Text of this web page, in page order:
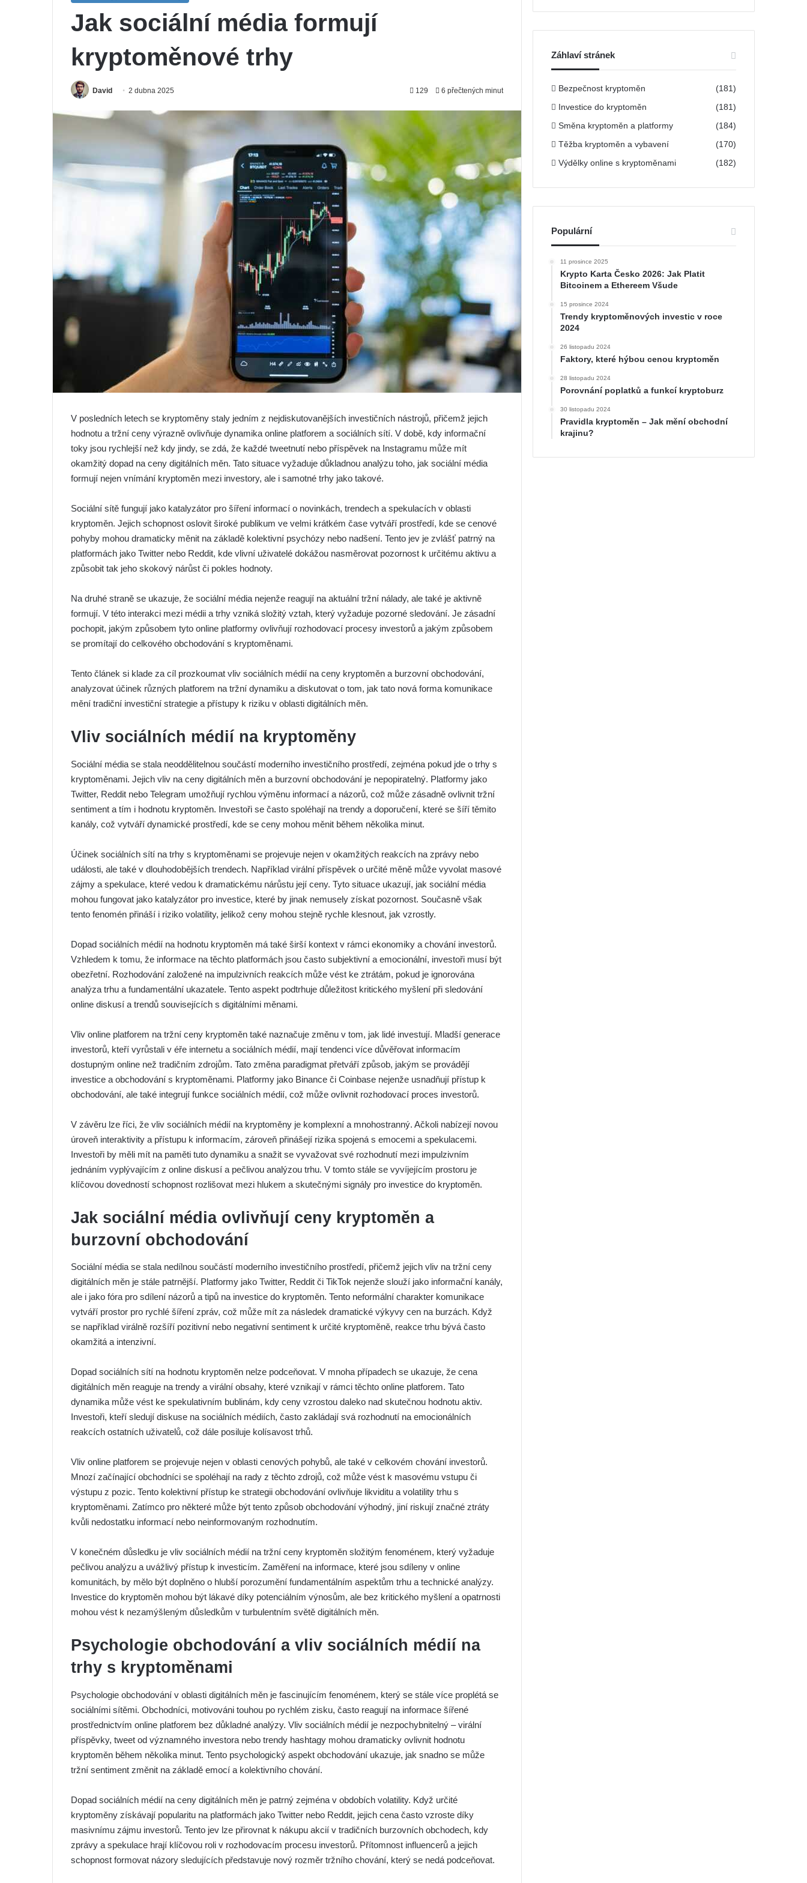
Jak sociální média formují
kryptoměnové trhy
David 2 dubna 2025 129 6 přečtených minut
V posledních letech se kryptoměny staly jedním z nejdiskutovanějších investičních nástrojů, přičemž jejich
hodnotu a tržní ceny výrazně ovlivňuje dynamika online platforem a sociálních sítí. V době, kdy informační
toky jsou rychlejší než kdy jindy, se zdá, že každé tweetnutí nebo příspěvek na Instagramu může mít
okamžitý dopad na ceny digitálních měn. Tato situace vyžaduje důkladnou analýzu toho, jak sociální média
formují nejen vnímání kryptoměn mezi investory, ale i samotné trhy jako takové.
Sociální sítě fungují jako katalyzátor pro šíření informací o novinkách, trendech a spekulacích v oblasti
kryptoměn. Jejich schopnost oslovit široké publikum ve velmi krátkém čase vytváří prostředí, kde se cenové
pohyby mohou dramaticky měnit na základě kolektivní psychózy nebo nadšení. Tento jev je zvlášť patrný na
platformách jako Twitter nebo Reddit, kde vlivní uživatelé dokážou nasměrovat pozornost k určitému aktivu a
způsobit tak jeho skokový nárůst či pokles hodnoty.
Na druhé straně se ukazuje, že sociální média nejenže reagují na aktuální tržní nálady, ale také je aktivně
formují. V této interakci mezi médii a trhy vzniká složitý vztah, který vyžaduje pozorné sledování. Je zásadní
pochopit, jakým způsobem tyto online platformy ovlivňují rozhodovací procesy investorů a jakým způsobem
se promítají do celkového obchodování s kryptoměnami.
Tento článek si klade za cíl prozkoumat vliv sociálních médií na ceny kryptoměn a burzovní obchodování,
analyzovat účinek různých platforem na tržní dynamiku a diskutovat o tom, jak tato nová forma komunikace
mění tradiční investiční strategie a přístupy k riziku v oblasti digitálních měn.
Vliv sociálních médií na kryptoměny
Sociální média se stala neoddělitelnou součástí moderního investičního prostředí, zejména pokud jde o trhy s
kryptoměnami. Jejich vliv na ceny digitálních měn a burzovní obchodování je nepopiratelný. Platformy jako
Twitter, Reddit nebo Telegram umožňují rychlou výměnu informací a názorů, což může zásadně ovlivnit tržní
sentiment a tím i hodnotu kryptoměn. Investoři se často spoléhají na trendy a doporučení, které se šíří těmito
kanály, což vytváří dynamické prostředí, kde se ceny mohou měnit během několika minut.
Účinek sociálních sítí na trhy s kryptoměnami se projevuje nejen v okamžitých reakcích na zprávy nebo
události, ale také v dlouhodobějších trendech. Například virální příspěvek o určité měně může vyvolat masové
zájmy a spekulace, které vedou k dramatickému nárůstu její ceny. Tyto situace ukazují, jak sociální média
mohou fungovat jako katalyzátor pro investice, které by jinak nemusely získat pozornost. Současně však
tento fenomén přináší i riziko volatility, jelikož ceny mohou stejně rychle klesnout, jak vzrostly.
Dopad sociálních médií na hodnotu kryptoměn má také širší kontext v rámci ekonomiky a chování investorů.
Vzhledem k tomu, že informace na těchto platformách jsou často subjektivní a emocionální, investoři musí být
obezřetní. Rozhodování založené na impulzivních reakcích může vést ke ztrátám, pokud je ignorována
analýza trhu a fundamentální ukazatele. Tento aspekt podtrhuje důležitost kritického myšlení při sledování
online diskusí a trendů souvisejících s digitálními měnami.
Vliv online platforem na tržní ceny kryptoměn také naznačuje změnu v tom, jak lidé investují. Mladší generace
investorů, kteří vyrůstali v éře internetu a sociálních médií, mají tendenci více důvěřovat informacím
dostupným online než tradičním zdrojům. Tato změna paradigmat přetváří způsob, jakým se provádějí
investice a obchodování s kryptoměnami. Platformy jako Binance či Coinbase nejenže usnadňují přístup k
obchodování, ale také integrují funkce sociálních médií, což může ovlivnit rozhodovací proces investorů.
V závěru lze říci, že vliv sociálních médií na kryptoměny je komplexní a mnohostranný. Ačkoli nabízejí novou
úroveň interaktivity a přístupu k informacím, zároveň přinášejí rizika spojená s emocemi a spekulacemi.
Investoři by měli mít na paměti tuto dynamiku a snažit se vyvažovat své rozhodnutí mezi impulzivním
jednáním vyplývajícím z online diskusí a pečlivou analýzou trhu. V tomto stále se vyvíjejícím prostoru je
klíčovou dovedností schopnost rozlišovat mezi hlukem a skutečnými signály pro investice do kryptoměn.
Jak sociální média ovlivňují ceny kryptoměn a
burzovní obchodování
Sociální média se stala nedílnou součástí moderního investičního prostředí, přičemž jejich vliv na tržní ceny
digitálních měn je stále patrnější. Platformy jako Twitter, Reddit či TikTok nejenže slouží jako informační kanály,
ale i jako fóra pro sdílení názorů a tipů na investice do kryptoměn. Tento neformální charakter komunikace
vytváří prostor pro rychlé šíření zpráv, což může mít za následek dramatické výkyvy cen na burzách. Když
se například virálně rozšíří pozitivní nebo negativní sentiment k určité kryptoměně, reakce trhu bývá často
okamžitá a intenzivní.
Dopad sociálních sítí na hodnotu kryptoměn nelze podceňovat. V mnoha případech se ukazuje, že cena
digitálních měn reaguje na trendy a virální obsahy, které vznikají v rámci těchto online platforem. Tato
dynamika může vést ke spekulativním bublinám, kdy ceny vzrostou daleko nad skutečnou hodnotu aktiv.
Investoři, kteří sledují diskuse na sociálních médiích, často zakládají svá rozhodnutí na emocionálních
reakcích ostatních uživatelů, což dále posiluje kolísavost trhů.
Vliv online platforem se projevuje nejen v oblasti cenových pohybů, ale také v celkovém chování investorů.
Mnozí začínající obchodníci se spoléhají na rady z těchto zdrojů, což může vést k masovému vstupu či
výstupu z pozic. Tento kolektivní přístup ke strategii obchodování ovlivňuje likviditu a volatility trhu s
kryptoměnami. Zatímco pro některé může být tento způsob obchodování výhodný, jiní riskují značné ztráty
kvůli nedostatku informací nebo neinformovaným rozhodnutím.
V konečném důsledku je vliv sociálních médií na tržní ceny kryptoměn složitým fenoménem, který vyžaduje
pečlivou analýzu a uvážlivý přístup k investicím. Zaměření na informace, které jsou sdíleny v online
komunitách, by mělo být doplněno o hlubší porozumění fundamentálním aspektům trhu a technické analýzy.
Investice do kryptoměn mohou být lákavé díky potenciálním výnosům, ale bez kritického myšlení a opatrnosti
mohou vést k nezamýšleným důsledkům v turbulentním světě digitálních měn.
Psychologie obchodování a vliv sociálních médií na
trhy s kryptoměnami
Psychologie obchodování v oblasti digitálních měn je fascinujícím fenoménem, který se stále více proplétá se
sociálními sítěmi. Obchodníci, motivováni touhou po rychlém zisku, často reagují na informace šířené
prostřednictvím online platforem bez důkladné analýzy. Vliv sociálních médií je nezpochybnitelný – virální
příspěvky, tweet od významného investora nebo trendy hashtagy mohou dramaticky ovlivnit hodnotu
kryptoměn během několika minut. Tento psychologický aspekt obchodování ukazuje, jak snadno se může
tržní sentiment změnit na základě emocí a kolektivního chování.
Dopad sociálních médií na ceny digitálních měn je patrný zejména v obdobích volatility. Když určité
kryptoměny získávají popularitu na platformách jako Twitter nebo Reddit, jejich cena často vzroste díky
masivnímu zájmu investorů. Tento jev lze přirovnat k nákupu akcií v tradičních burzovních obchodech, kdy
zprávy a spekulace hrají klíčovou roli v rozhodovacím procesu investorů. Přítomnost influencerů a jejich
schopnost formovat názory sledujících představuje nový rozměr tržního chování, který se nedá podceňovat.
l
Záhlaví stránek
Bezpečnost kryptoměn (181)
Investice do kryptoměn (181)
Směna kryptoměn a platformy (184)
Těžba kryptoměn a vybavení (170)
Výdělky online s kryptoměnami (182)
Populární
11 prosince 2025
Krypto Karta Česko 2026: Jak Platit
Bitcoinem a Ethereem Všude
15 prosince 2024
Trendy kryptoměnových investic v roce
2024
26 listopadu 2024
Faktory, které hýbou cenou kryptoměn
28 listopadu 2024
Porovnání poplatků a funkcí kryptoburz
30 listopadu 2024
Pravidla kryptoměn – Jak mění obchodní
krajinu?